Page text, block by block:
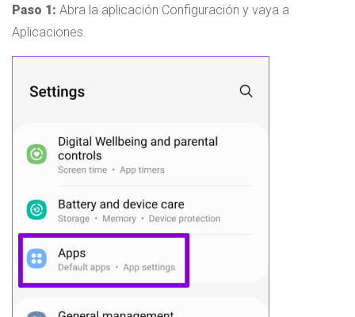
Paso 1: Abra la aplicación Configuración y vaya a
Aplicaciones.